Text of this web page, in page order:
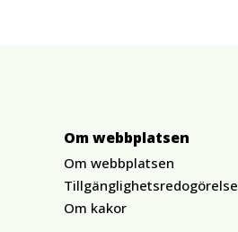
Om webbplatsen
Om webbplatsen
Tillgänglighetsredogörelse
Om kakor